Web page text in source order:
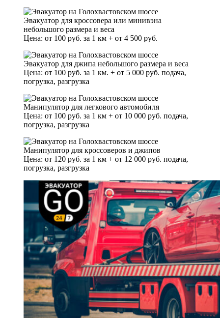
Эвакуатор для кроссовера или минивэна
небольшого размера и веса
Цена: от 100 руб. за 1 км + от 4 500 руб.
Эвакуатор для джипа небольшого размера и веса
Цена: от 100 руб. за 1 км. + от 5 000 руб. подача,
погрузка, разгрузка
Манипулятор для легкового автомобиля
Цена: от 100 руб. за 1 км + от 10 000 руб. подача,
погрузка, разгрузка
Манипулятор для кроссоверов и джипов
Цена: от 120 руб. за 1 км + от 12 000 руб. подача,
погрузка, разгрузка